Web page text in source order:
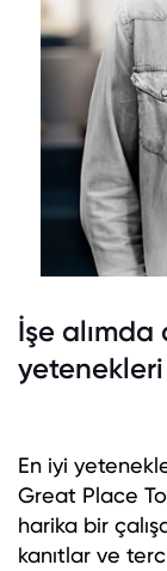
İşe alımda
En iyi
Great Place
harika bir
kanıtlar ve